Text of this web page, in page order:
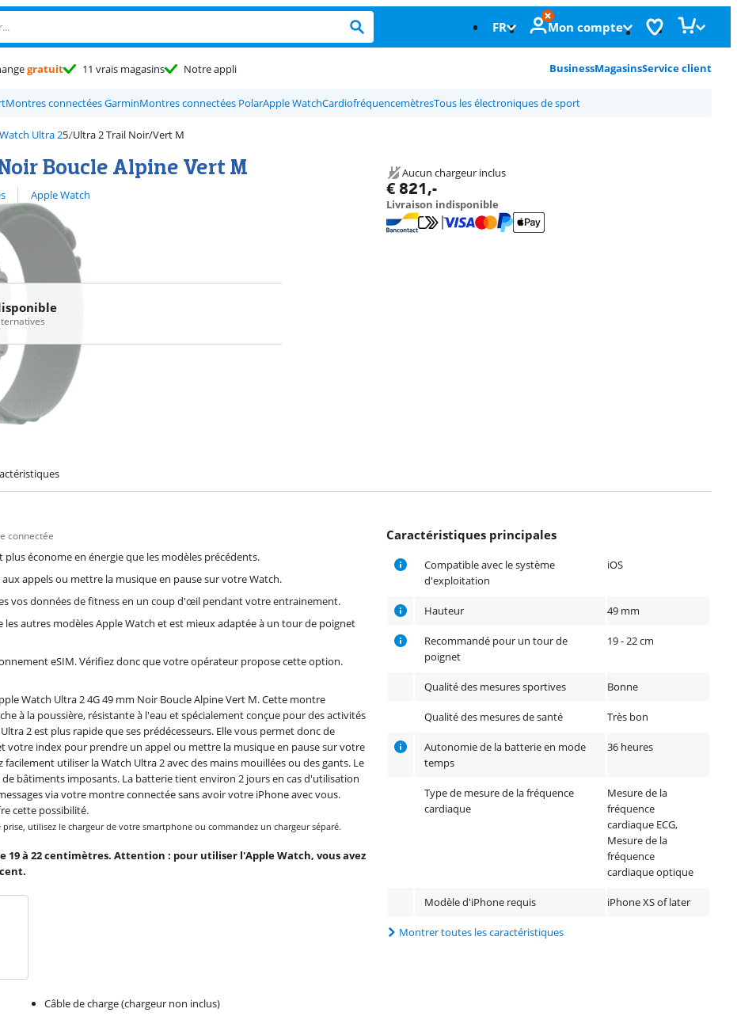
FR Mon compte
gratuit 11 vrais magasins Notre appli BusinessMagasinsService client
Montres connectées GarminMontres connectées PolarApple WatchCardiofréquencemètresTous les électroniques de sport
Ultra 2 Ultra 2 Trail Noir/Vert M
Boucle Alpine Vert M
Apple Watch
Aucun chargeur inclus
€ 821,-
Livraison indisponible
Caractéristiques principales
Compatible avec le système
d'exploitation
iOS
Hauteur 49 mm
Recommandé pour un tour de
poignet
19 - 22 cm
Qualité des mesures sportives Bonne
Qualité des mesures de santé Très bon
Autonomie de la batterie en mode
temps
36 heures
Type de mesure de la fréquence
cardiaque
Mesure de la
fréquence
cardiaque ECG,
Mesure de la
fréquence
cardiaque optique
Modèle d'iPhone requis iPhone XS of later
Montrer toutes les caractéristiques
connectée
économe en énergie que les modèles précédents.
appels ou mettre la musique en pause sur votre Watch.
vos données de fitness en un coup d'œil pendant votre entrainement.
autres modèles Apple Watch et est mieux adaptée à un tour de poignet
eSIM. Vérifiez donc que votre opérateur propose cette option.
Watch Ultra 2 4G 49 mm Noir Boucle Alpine Vert M. Cette montre
à la poussière, résistante à l'eau et spécialement conçue pour des activités
2 est plus rapide que ses prédécesseurs. Elle vous permet donc de
votre index pour prendre un appel ou mettre la musique en pause sur votre
utiliser la Watch Ultra 2 avec des mains mouillées ou des gants. Le
bâtiments imposants. La batterie tient environ 2 jours en cas d'utilisation
via votre montre connectée sans avoir votre iPhone avec vous.
cette possibilité.
utilisez le chargeur de votre smartphone ou commandez un chargeur séparé.
à 22 centimètres. Attention : pour utiliser l'Apple Watch, vous avez
Câble de charge (chargeur non inclus)